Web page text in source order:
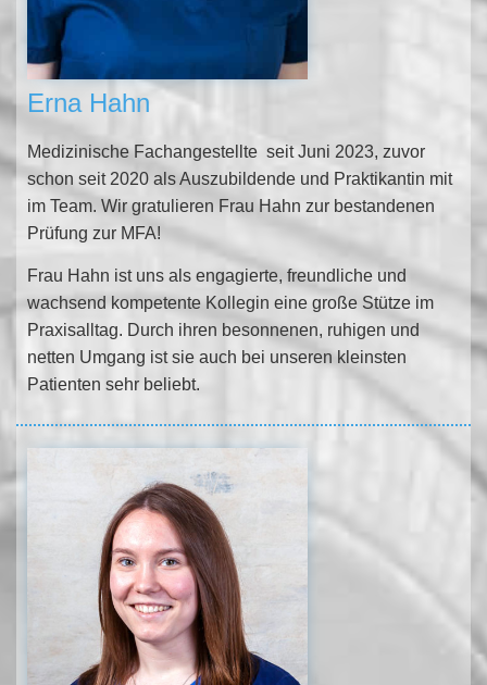
Erna Hahn
Medizinische Fachangestellte seit Juni 2023, zuvor
schon seit 2020 als Auszubildende und Praktikantin mit
im Team. Wir gratulieren Frau Hahn zur bestandenen
Prüfung zur MFA!
Frau Hahn ist uns als engagierte, freundliche und
wachsend kompetente Kollegin eine große Stütze im
Praxisalltag. Durch ihren besonnenen, ruhigen und
netten Umgang ist sie auch bei unseren kleinsten
Patienten sehr beliebt.